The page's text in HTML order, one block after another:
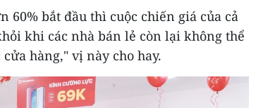
bắt đầu thì cuộc chiến giá của cả
khi các nhà bán lẻ còn lại không thể
hàng," vị này cho hay.